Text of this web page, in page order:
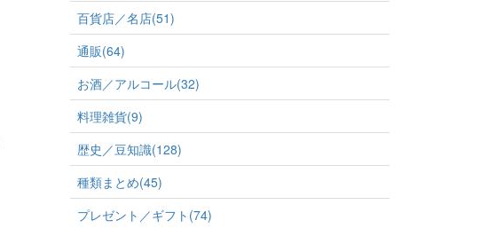
百貨店／名店(51)
通販(64)
お酒／アルコール(32)
料理雑貨(9)
歴史／豆知識(128)
種類まとめ(45)
プレゼント／ギフト(74)